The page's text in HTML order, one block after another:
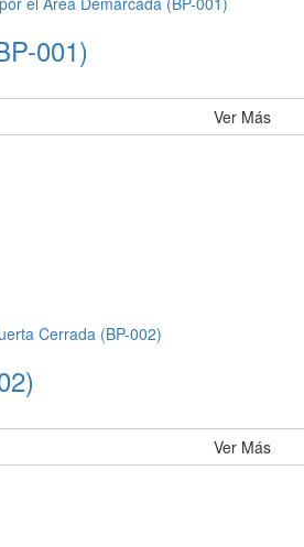
001)
Ver Más
Ver Más